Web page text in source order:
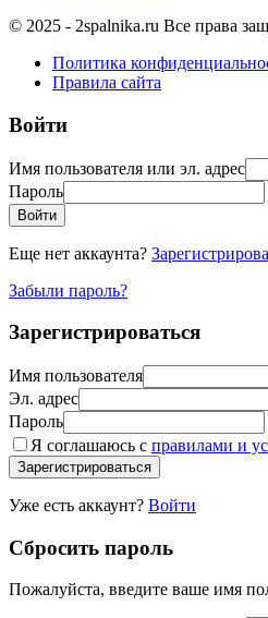
© 2025 - 2spalnika.ru Все права
Политика
Правила сайта
Войти
Имя пользователя или эл. адрес
Пароль
Войти
Еще нет аккаунта?
Забыли пароль?
Зарегистрироваться
Имя пользователя
Эл. адрес
Пароль
Я соглашаюсь с правилами и
Зарегистрироваться
Уже есть аккаунт? Войти
Сбросить пароль
Пожалуйста, введите ваше имя